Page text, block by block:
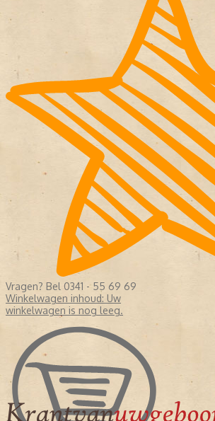
Vragen? Bel 0341 - 55 69 69
Winkelwagen inhoud: Uw
winkelwagen is nog leeg.